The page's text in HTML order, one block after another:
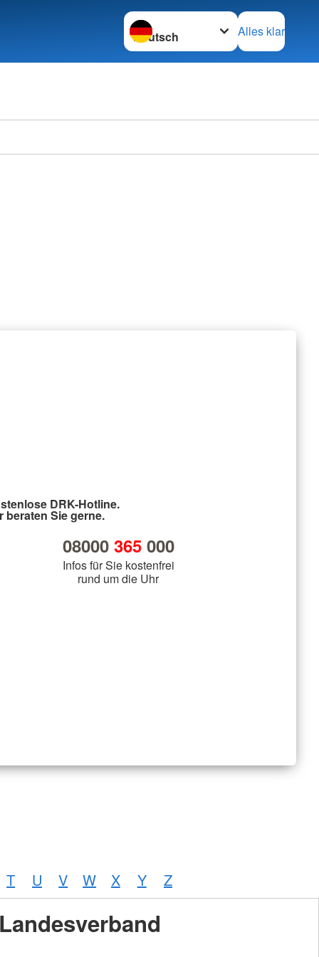
Sprache wechseln zu
Alles klar
DRK-Hotline.
beraten Sie gerne.
08000 365000
Infos für Sie kostenfrei
rund um die Uhr
T U V W X Y Z
Landesverband